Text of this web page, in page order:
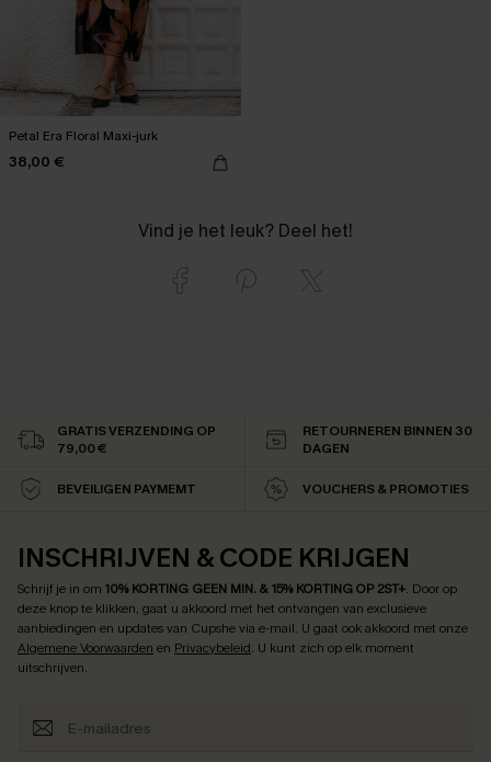
Petal Era Floral Maxi-jurk
38,00 €
Vind je het leuk? Deel het!
GRATIS VERZENDING OP
79,00 €
RETOURNEREN BINNEN 30
DAGEN
BEVEILIGEN PAYMEMT VOUCHERS & PROMOTIES
INSCHRIJVEN & CODE KRIJGEN
Schrijf je in om 10% KORTING GEEN MIN. & 15% KORTING OP 2ST+. Door op
deze knop te klikken, gaat u akkoord met het ontvangen van exclusieve
aanbiedingen en updates van Cupshe via e-mail. U gaat ook akkoord met onze
Algemene Voorwaarden en Privacybeleid. U kunt zich op elk moment
uitschrijven.